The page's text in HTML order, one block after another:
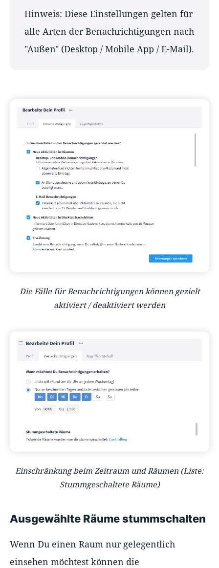
Hinweis: Diese Einstellungen gelten für
alle Arten der Benachrichtigungen nach
"Außen" (Desktop / Mobile App / E-Mail).
Die Fälle für Benachrichtigungen können gezielt
aktiviert / deaktiviert werden
Einschränkung beim Zeitraum und Räumen (Liste:
Stummgeschaltete Räume)
Ausgewählte Räume stummschalten
Wenn Du einen Raum nur gelegentlich
einsehen möchtest können die